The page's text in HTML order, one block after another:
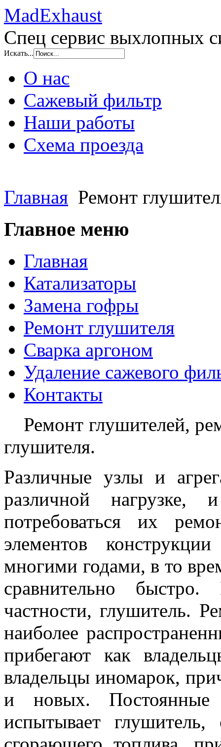
MadExhaust
Спец сервис выхлопных
Искать...
О нас
Сажевый фильтр
Наши работы
Схема проезда
Главная Ремонт
Главное меню
Главная
Катализаторы
Замена гофры
Ремонт глушителя
Сварка аргоном
Удаление сажевого
Контакты
Шаблоны Joomla 3 здесь: http://www.joomla3x.ru/joomla3-
Ремонт глушителей,
глушителя.
Различные узлы и
различной
потребоваться их
элементов
многими годами, в то
сравнительно
частности, глушитель.
наиболее
прибегают как
владельцы иномарок,
и новых. Постоянные
испытывает глушитель,